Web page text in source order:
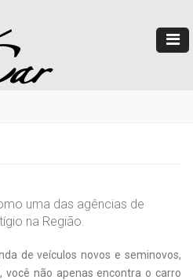
uma das agências de
na Região.
de veículos novos e seminovos,
você não apenas encontra o carro